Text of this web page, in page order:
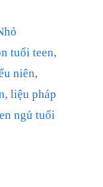
tuổi teen,
niên,
, liệu pháp
ngủ tuổi